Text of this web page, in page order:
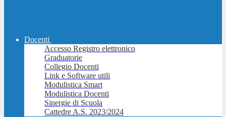
Docenti
Accesso Registro elettronico
Graduatorie
Collegio Docenti
Link e Software utili
Modulistica Smart
Modulistica Docenti
Sinergie di Scuola
Cattedre A.S. 2023/2024